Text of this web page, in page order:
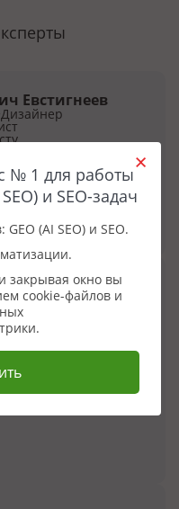
Евстигнеев
Дизайнер
принимаю заказы
Маркетолог
№ 1 для работы
и SEO-задач
(AI SEO) и SEO.
закрывая окно вы
cookie-файлов и